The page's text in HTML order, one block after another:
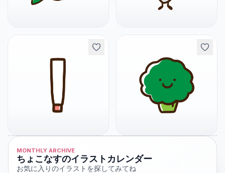
MONTHLY ARCHIVE
ちょこなすのイラストカレンダー
お気に入りのイラストを探してみてね